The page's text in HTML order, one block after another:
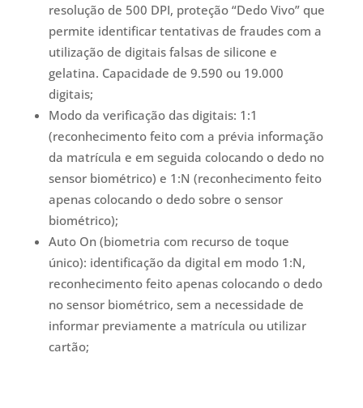
resolução de 500 DPI, proteção “Dedo Vivo” que
permite identificar tentativas de fraudes com a
utilização de digitais falsas de silicone e
gelatina. Capacidade de 9.590 ou 19.000
digitais;
Modo da verificação das digitais: 1:1
(reconhecimento feito com a prévia informação
da matrícula e em seguida colocando o dedo no
sensor biométrico) e 1:N (reconhecimento feito
apenas colocando o dedo sobre o sensor
biométrico);
Auto On (biometria com recurso de toque
único): identificação da digital em modo 1:N,
reconhecimento feito apenas colocando o dedo
no sensor biométrico, sem a necessidade de
informar previamente a matrícula ou utilizar
cartão;